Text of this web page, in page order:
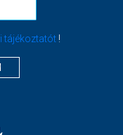
tájékoztatót!